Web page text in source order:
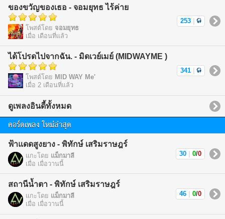
ของขวัญของเธอ - จอมยุทธ ไร้ค่าย
โพสต์โดย จอมยุทธ
เมื่อ เดือนที่แล้ว
253
ได้โปรดไปจากฉัน. - มิดเวย์เมย์ (MIDWAYME )
โพสต์โดย MID WAY Me'
เมื่อ 2 เดือนที่แล้ว
341
ดูเพลงอินดี้ทั้งหมด
คอร์ดเพลง ใหม่ล่าสุด
ฟ้าแดดสูงยาง - พิทักษ์ เสริมราษฎร์
แกะโดย แม็กมาลี
เมื่อ เมื่อวานนี้
30 0/0
สถานีน้ำตา - พิทักษ์ เสริมราษฎร์
แกะโดย แม็กมาลี
เมื่อ เมื่อวานนี้
46 0/0